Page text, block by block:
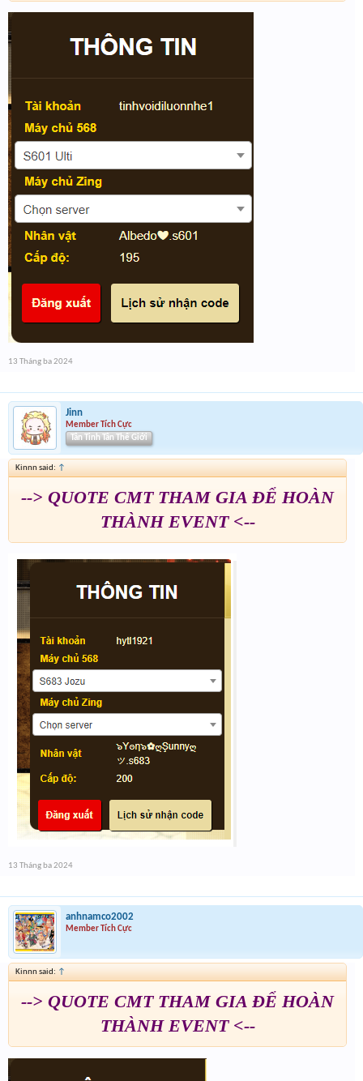
13 Tháng ba 2024
Jinn
Member Tích Cực
Tân Tinh Tân Thế Giới
Kinnn said: ↑
--> QUOTE CMT THAM GIA ĐỂ HOÀN
THÀNH EVENT <--
13 Tháng ba 2024
anhnamco2002
Member Tích Cực
Kinnn said: ↑
--> QUOTE CMT THAM GIA ĐỂ HOÀN
THÀNH EVENT <--